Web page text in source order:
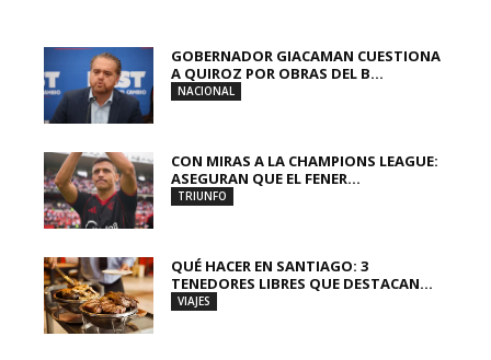
GOBERNADOR GIACAMAN CUESTIONA
A QUIROZ POR OBRAS DEL B...
NACIONAL
CON MIRAS A LA CHAMPIONS LEAGUE:
ASEGURAN QUE EL FENER...
TRIUNFO
QUÉ HACER EN SANTIAGO: 3
TENEDORES LIBRES QUE DESTACAN...
VIAJES